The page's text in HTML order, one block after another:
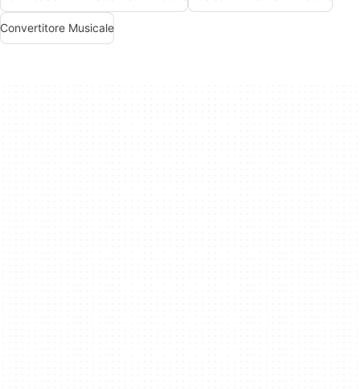
Convertitore Musicale